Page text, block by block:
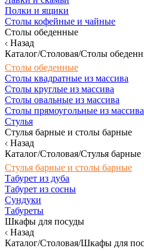
Полки и ящики
Столы кофейные и чайные
Столы обеденные
Назад
Каталог/Столовая/Столы
Столы обеденные
Столы квадратные из массива
Столы круглые из массива
Столы овальные из массива
Столы прямоугольные из массива
Стулья
Стулья барные и столы барные
Назад
Каталог/Столовая/Стулья
Стулья барные и столы барные
Табурет из дуба
Табурет из сосны
Сундуки
Табуреты
Шкафы для посуды
Назад
Каталог/Столовая/Шкафы для